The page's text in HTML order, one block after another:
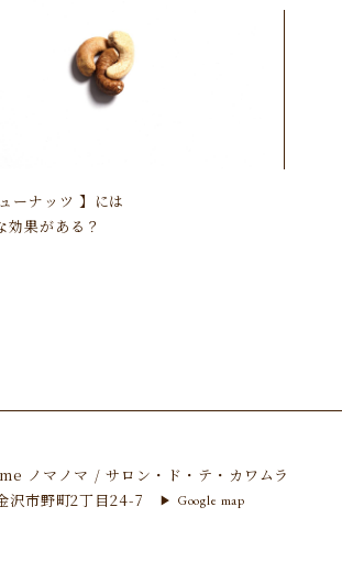
ーナッツ 】には
果がある？
ノマノマ
サロン・ド・テ・カワムラ
沢市野町2丁目24-7 ▶︎ Google map